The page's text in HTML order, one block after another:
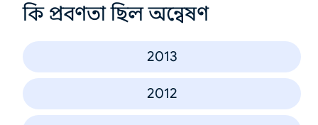
কি প্রবণতা ছিল অন্বেষণ
2013
2012